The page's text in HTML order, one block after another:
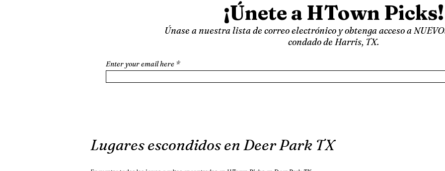
¡Únete a HTown Picks!
Únase a nuestra lista de correo electrónico y obtenga acceso a
condado de Harris, TX.
Enter your email here
Lugares escondidos en Deer Park TX